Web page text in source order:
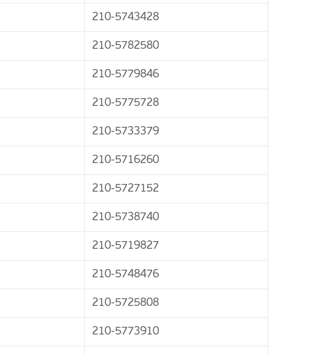
210-5743428
210-5782580
210-5779846
210-5775728
210-5733379
210-5716260
210-5727152
210-5738740
210-5719827
210-5748476
210-5725808
210-5773910